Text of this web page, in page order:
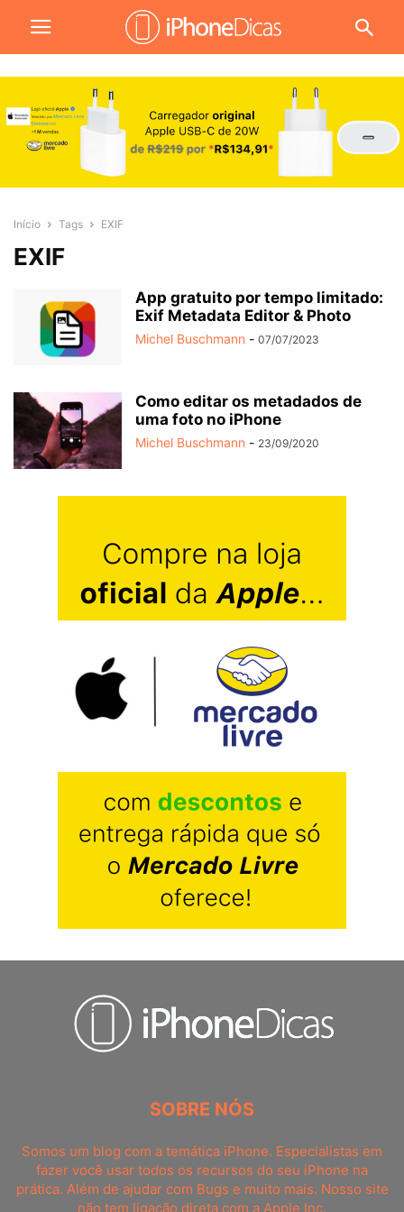
Início Tags EXIF
EXIF
App gratuito por tempo limitado:
Exif Metadata Editor & Photo
Michel Buschmann - 07/07/2023
Como editar os metadados de
uma foto no iPhone
Michel Buschmann - 23/09/2020
SOBRE NÓS
Somos um blog com a temática iPhone. Especialistas em
fazer você usar todos os recursos do seu iPhone na
prática. Além de ajudar com Bugs e muito mais. Nosso site
não tem ligação direta com a Apple Inc.